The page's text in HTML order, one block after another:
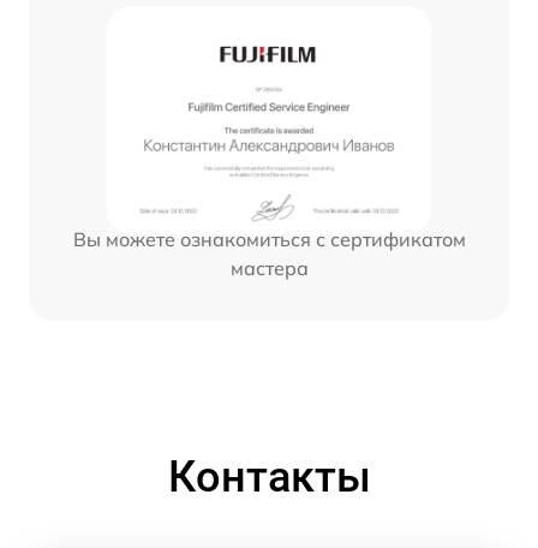
Вы можете ознакомиться с сертификатом
мастера
Контакты